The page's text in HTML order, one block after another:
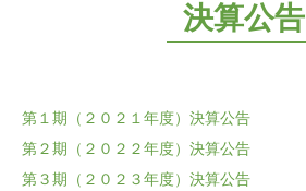
決算公告
第１期（２０２１年度）決算公告
第２期（２０２２年度）決算公告
第３期（２０２３年度）決算公告